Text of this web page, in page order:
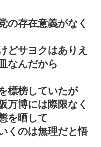
の存在意義がなく
どサヨクはありえ
なんだから
標榜していたが
万博には際限なく
を晒して
くのは無理だと悟